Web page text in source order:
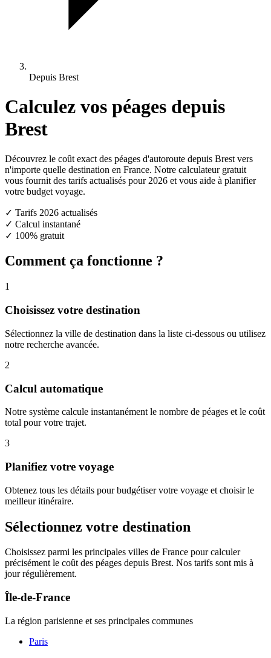
Depuis Brest
Calculez vos péages depuis
Brest
Découvrez le coût exact des péages d'autoroute depuis Brest vers
n'importe quelle destination en France. Notre calculateur gratuit
vous fournit des tarifs actualisés pour 2026 et vous aide à planifier
votre budget voyage.
✓ Tarifs 2026 actualisés
✓ Calcul instantané
✓ 100% gratuit
Comment ça fonctionne ?
1
Choisissez votre destination
Sélectionnez la ville de destination dans la liste ci-dessous ou utilisez
notre recherche avancée.
2
Calcul automatique
Notre système calcule instantanément le nombre de péages et le coût
total pour votre trajet.
3
Planifiez votre voyage
Obtenez tous les détails pour budgétiser votre voyage et choisir le
meilleur itinéraire.
Sélectionnez votre destination
Choisissez parmi les principales villes de France pour calculer
précisément le coût des péages depuis Brest. Nos tarifs sont mis à
jour régulièrement.
Île-de-France
La région parisienne et ses principales communes
Paris